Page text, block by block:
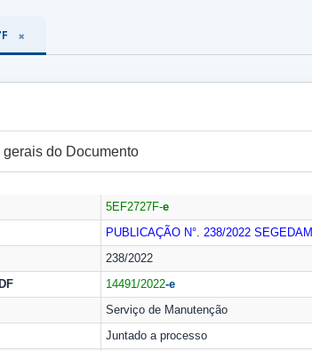
gerais do Documento
5EF2727F-e
PUBLICAÇÃO N°. 238/2022 SEGEDAM
238/2022
14491/2022-e
Serviço de Manutenção
Juntado a processo